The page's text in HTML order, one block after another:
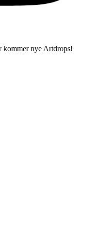
kommer nye Artdrops!